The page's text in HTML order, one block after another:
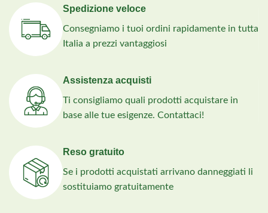
Spedizione veloce
Consegniamo i tuoi ordini rapidamente in tutta
Italia a prezzi vantaggiosi
Assistenza acquisti
Ti consigliamo quali prodotti acquistare in
base alle tue esigenze. Contattaci!
Reso gratuito
Se i prodotti acquistati arrivano danneggiati li
sostituiamo gratuitamente